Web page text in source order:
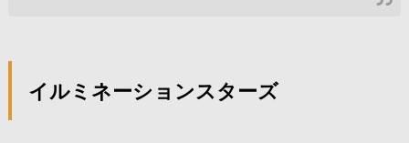
イルミネーションスターズ